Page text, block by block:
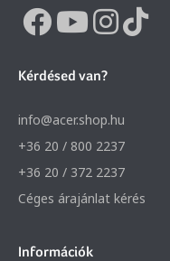
Kérdésed van?
info@acer.shop.hu
+36 20 / 800 2237
+36 20 / 372 2237
Céges árajánlat kérés
Információk